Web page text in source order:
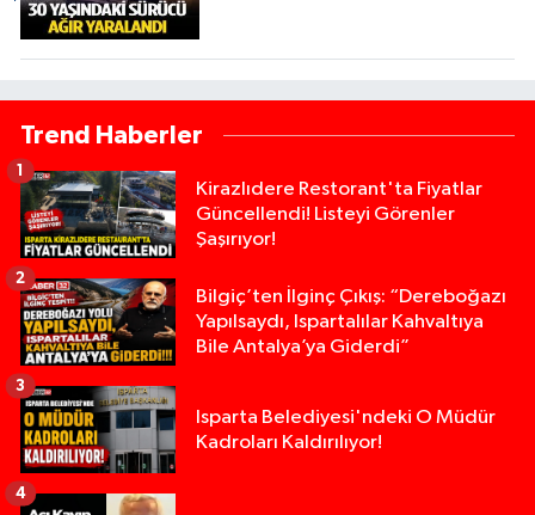
Trend Haberler
Kirazlıdere Restorant'ta Fiyatlar
Güncellendi! Listeyi Görenler
Şaşırıyor!
1
Bilgiç’ten İlginç Çıkış: “Dereboğazı
Yapılsaydı, Ispartalılar Kahvaltıya
Bile Antalya’ya Giderdi”
2
Isparta Belediyesi'ndeki O Müdür
Kadroları Kaldırılıyor!
3
4